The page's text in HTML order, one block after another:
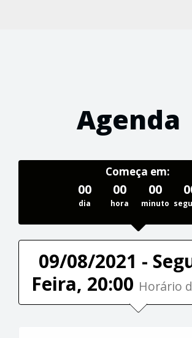
Agenda
Começa em:
00
dia
00
hora
00
minuto
09/08/2021 -
Feira, 20:00 Horário